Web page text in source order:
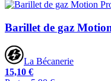
Barillet de gaz
La Bécanerie
15,10 €